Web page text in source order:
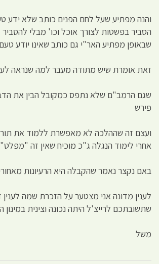
והנה מפתיע שעל לחם הפנים כותב שלא ידע
הסביר בפשטות לצורך אוכל וכו' מבלי
שבאופן מפתיע האר"י גם כותב שאינו יודע
זאת אומרת שיש מתודה מעבר למה שנראה
שגם הרמב"ם שלא נתפס כמקובל הבין את
פירש
ועצם זה שההלכה לא מאפשרת ללמוד את
אחרי לימוד הנגלה ג"כ מוכיח שאין זה
באם נקצר נאמר שהקבלה היא הרעיונות
לענין מדונה אני מצטער על הזכרת שמה לענין
שתשובתכם לרייצ'ל היתה נכונה וצינית במינון
משל